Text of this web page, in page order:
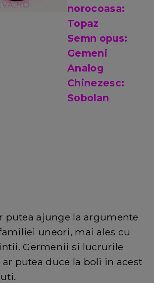
norocoasa:
Topaz
Semn opus:
Gemeni
Analog
Chinezesc:
Sobolan
putea ajunge la argumente
uneori, mai ales cu
Germenii si lucrurile
putea duce la boli in acest